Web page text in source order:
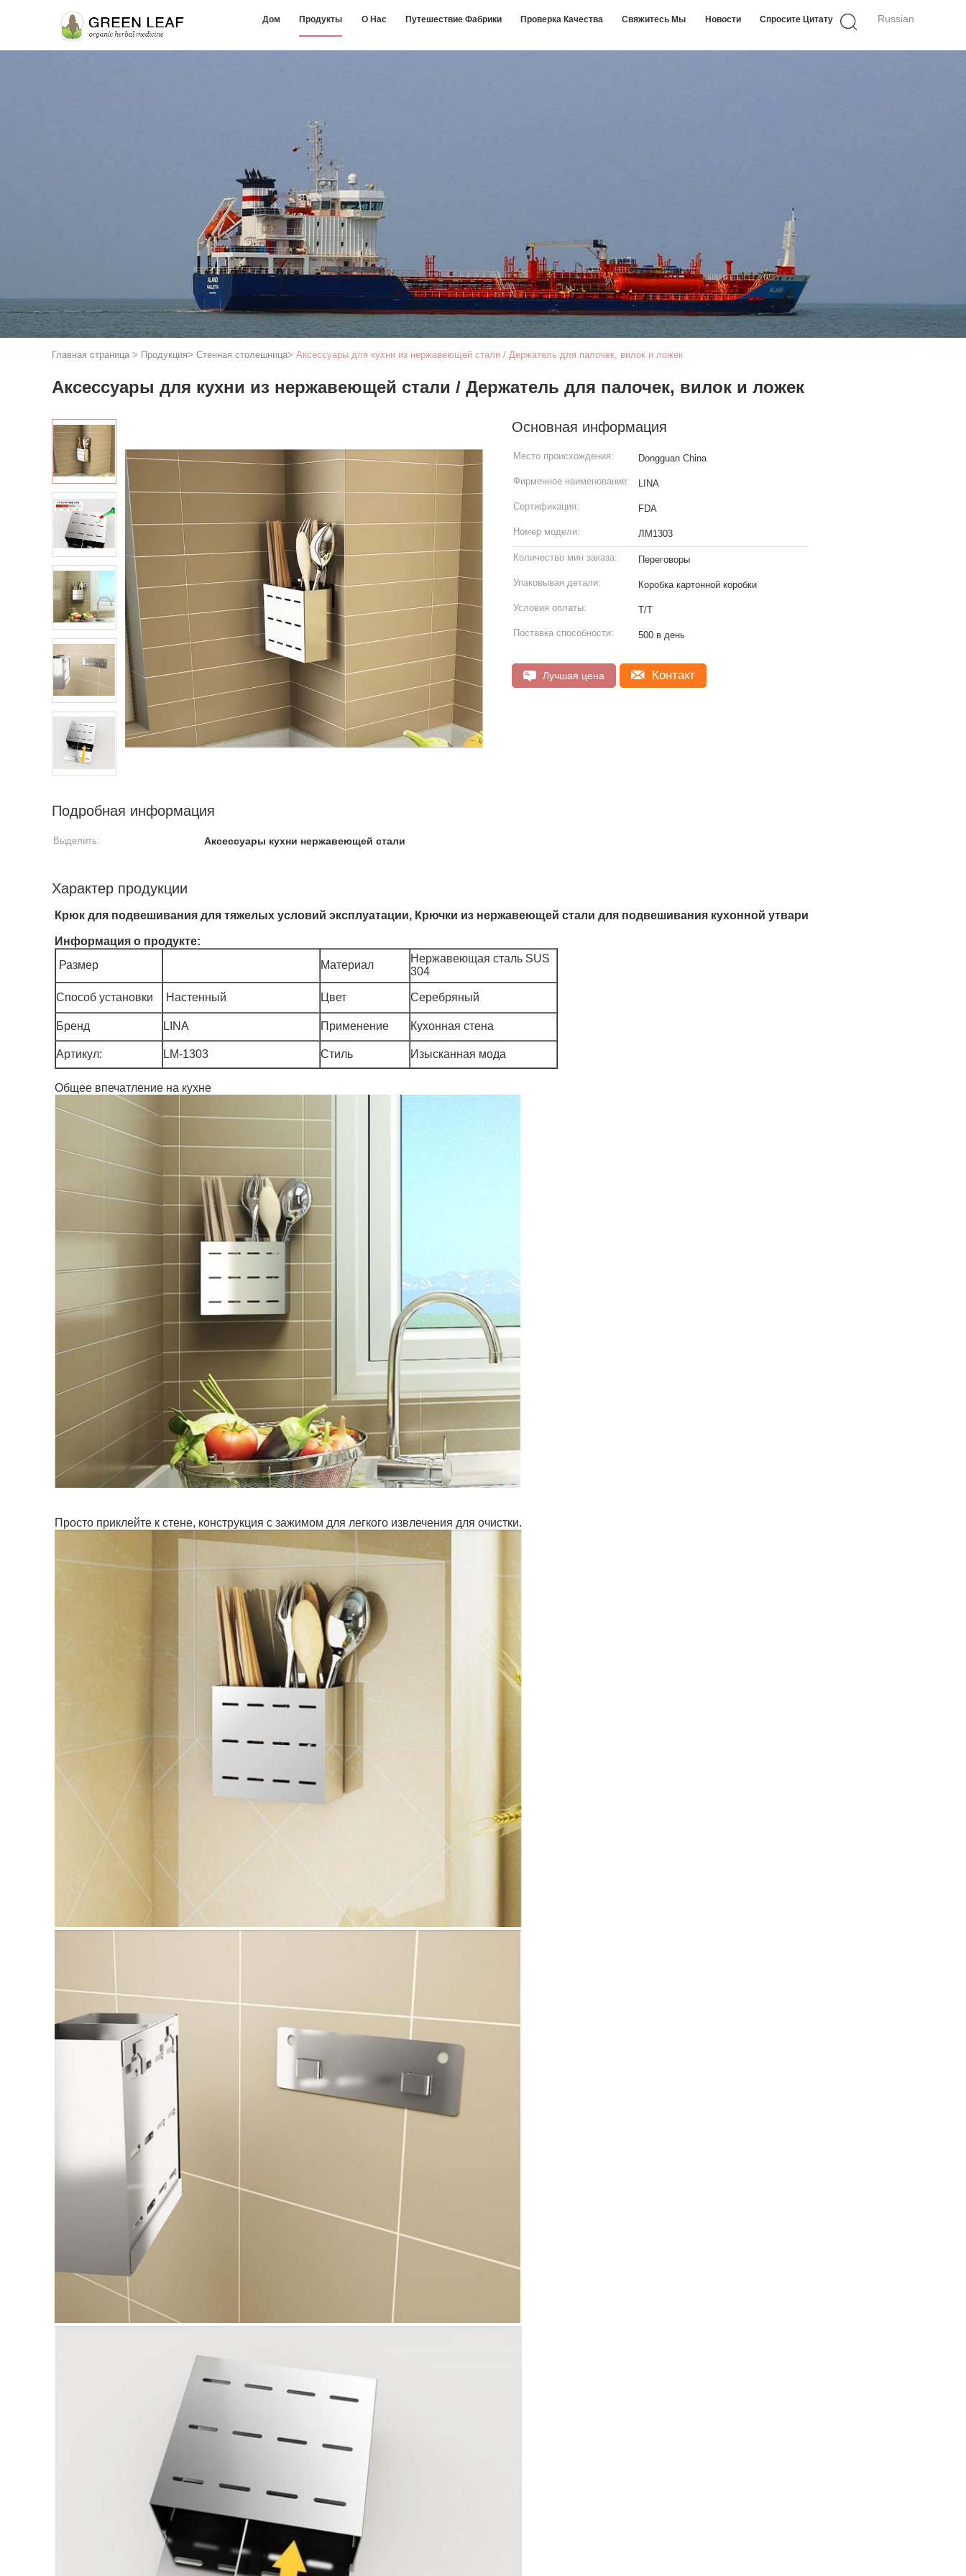
Russian
Дом Продукты О Нас Путешествие Фабрики Проверка Качества Свяжитесь Мы Новости Спросите Цитату
Главная страница > Продукция> Стенная столешница> Аксессуары для кухни из нержавеющей стали / Держатель для палочек, вилок и ложек
Аксессуары для кухни из нержавеющей стали / Держатель для палочек, вилок и ложек
Основная информация
Место происхождения: Dongguan China
Фирменное наименование: LINA
Сертификация: FDA
Номер модели: ЛМ1303
Количество мин заказа: Переговоры
Упаковывая детали: Коробка картонной коробки
Условия оплаты: Т/Т
Поставка способности: 500 в день
Лучшая цена Контакт
Подробная информация
Выделить: Аксессуары кухни нержавеющей стали
Характер продукции
Крюк для подвешивания для тяжелых условий эксплуатации, Крючки из нержавеющей стали для подвешивания кухонной утвари
Информация о продукте:
Размер
Материал
Нержавеющая сталь SUS
304
Способ установки Настенный Цвет Серебряный
Бренд LINA Применение Кухонная стена
Артикул: LM-1303 Стиль Изысканная мода
Общее впечатление на кухне
Просто приклейте к стене, конструкция с зажимом для легкого извлечения для очистки.